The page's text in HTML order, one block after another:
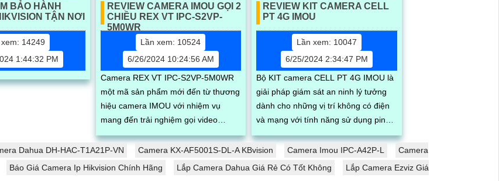
BẢO HÀNH
TẬN NƠI
14249
1:44:32 PM
REVIEW CAMERA IMOU GỌI 2
CHIỀU REX VT IPC-S2VP-
5M0WR
Lần xem: 10524
6/26/2024 10:24:56 AM
Camera REX VT IPC-S2VP-5M0WR
một mã sản phẩm mới đến từ thương
hiệu camera IMOU với nhiệm vụ
mang đến trải nghiệm gọi video
nhanh chóng và chính xác cho người
già và trẻ em. Với...
REVIEW KIT CAMERA CELL
PT 4G IMOU
Lần xem: 10047
6/25/2024 2:34:47 PM
Bộ KIT camera CELL PT 4G IMOU là
giải pháp giám sát an ninh lý tưởng
dành cho những vị trí không có điện
và mạng với tính năng sử dụng pin
năng lượng mặt trời và sim 4G. Ngoài
ra...
Dahua DH-HAC-T1A21P-VN Camera KX-AF5001S-DL-A KBvision Camera Imou IPC-A42P-L
Camera
Báo Giá Camera Ip Hikvision Chính Hãng Lắp Camera Dahua Giá Rẻ Có Tốt Không
Lắp Camera Ezviz Giá